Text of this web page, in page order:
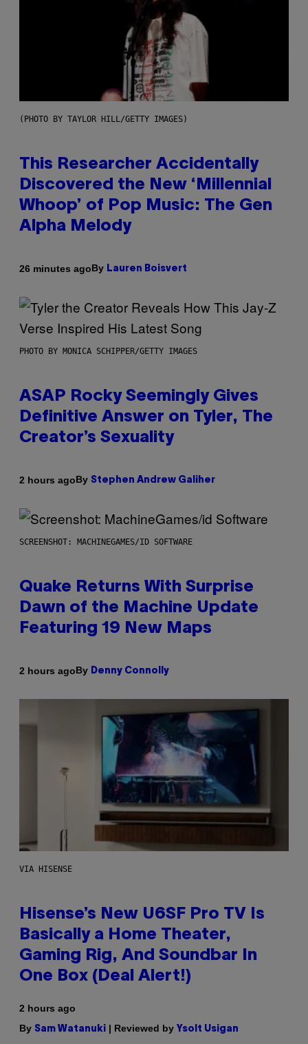
(PHOTO BY TAYLOR HILL/GETTY IMAGES)
This Researcher Accidentally
Discovered the New ‘Millennial
Whoop’ of Pop Music: The Gen
Alpha Melody
26 minutes agoBy Lauren Boisvert
PHOTO BY MONICA SCHIPPER/GETTY IMAGES
ASAP Rocky Seemingly Gives
Definitive Answer on Tyler, The
Creator’s Sexuality
2 hours agoBy Stephen Andrew Galiher
SCREENSHOT: MACHINEGAMES/ID SOFTWARE
Quake Returns With Surprise
Dawn of the Machine Update
Featuring 19 New Maps
2 hours agoBy Denny Connolly
VIA HISENSE
Hisense’s New U6SF Pro TV Is
Basically a Home Theater,
Gaming Rig, And Soundbar In
One Box (Deal Alert!)
2 hours ago
By Sam Watanuki | Reviewed by Ysolt Usigan